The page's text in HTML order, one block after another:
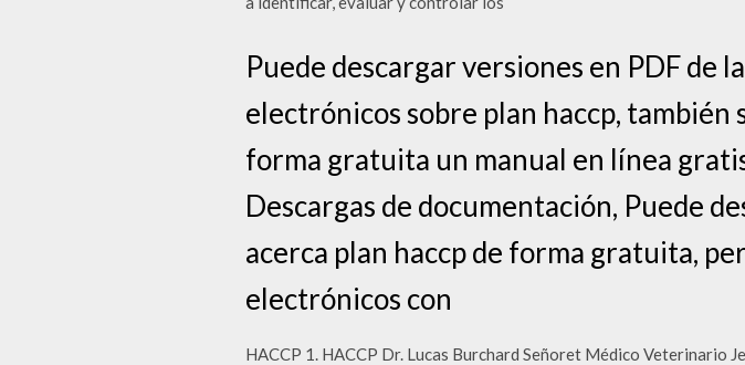
Puede descargar versiones en PDF de
electrónicos sobre plan haccp, también
forma gratuita un manual en línea
Descargas de documentación, Puede
acerca plan haccp de forma gratuita,
electrónicos con
HACCP 1. HACCP Dr. Lucas Burchard Señoret Médico Veterinario